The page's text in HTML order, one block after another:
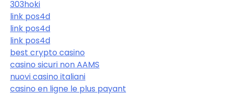
303hoki
link pos4d
link pos4d
link pos4d
best crypto casino
casino sicuri non AAMS
nuovi casino italiani
casino en ligne le plus payant